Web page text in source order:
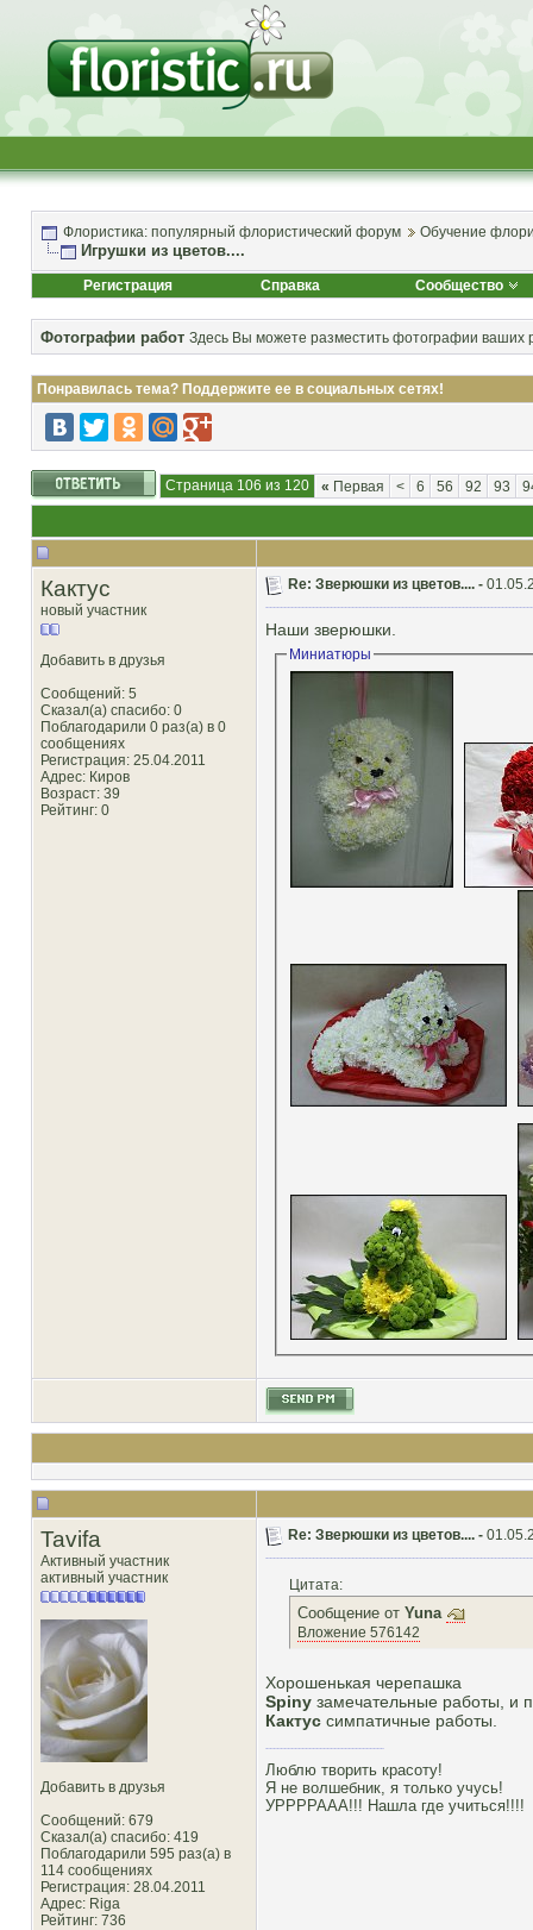
Флористика: популярный флористический форум Обучение
Игрушки из цветов....
Регистрация Справка Сообщество
Фотографии работ Здесь Вы можете разместить фотографии ваших
Понравилась тема? Поддержите ее в социальных сетях!
Страница 106 из 120 « Первая < 6 56 92 93
Кактус
новый участник
Добавить в друзья
Сообщений: 5
Сказал(а) спасибо: 0
Поблагодарили 0 раз(а) в 0
сообщениях
Регистрация: 25.04.2011
Адрес: Киров
Возраст: 39
Рейтинг: 0
Re: Зверюшки из цветов.... -
Наши зверюшки.
Миниатюры
Tavifa
Активный участник
активный участник
Добавить в друзья
Сообщений: 679
Сказал(а) спасибо: 419
Поблагодарили 595 раз(а) в
114 сообщениях
Регистрация: 28.04.2011
Адрес: Riga
Рейтинг: 736
Re: Зверюшки из цветов.... -
Цитата:
Сообщение от Yuna
Вложение 576142
Хорошенькая черепашка
Spiny замечательные работы, и
Кактус симпатичные работы.
Люблю творить красоту!
Я не волшебник, я только учусь!
УРРРРААА!!! Нашла где учиться!!!!